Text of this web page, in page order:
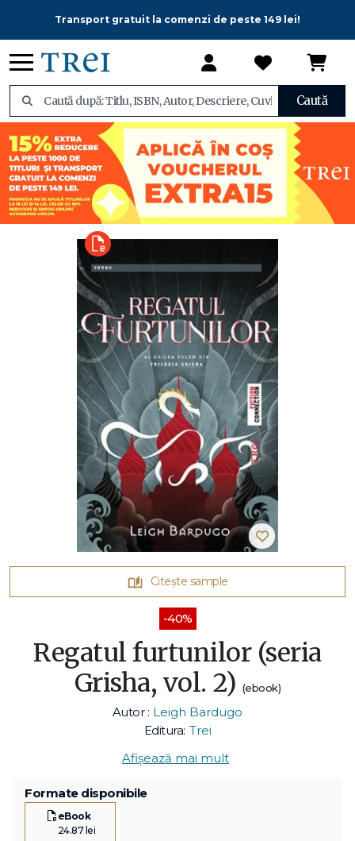
Transport gratuit la comenzi de peste 149 lei!
Caută
Citește sample
-40%
Regatul furtunilor (seria
Grisha, vol. 2) (ebook)
Autor : Leigh Bardugo
Editura: Trei
Afișează mai mult
Formate disponibile
eBook
24.87 lei